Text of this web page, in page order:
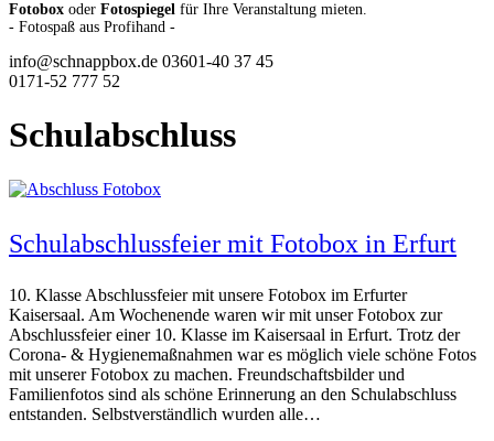
Fotobox oder Fotospiegel für Ihre Veranstaltung mieten.
- Fotospaß aus Profihand -
info@schnappbox.de 03601-40 37 45
0171-52 777 52
Schulabschluss
Schulabschlussfeier mit Fotobox in Erfurt
10. Klasse Abschlussfeier mit unsere Fotobox im Erfurter
Kaisersaal. Am Wochenende waren wir mit unser Fotobox zur
Abschlussfeier einer 10. Klasse im Kaisersaal in Erfurt. Trotz der
Corona- & Hygienemaßnahmen war es möglich viele schöne Fotos
mit unserer Fotobox zu machen. Freundschaftsbilder und
Familienfotos sind als schöne Erinnerung an den Schulabschluss
entstanden. Selbstverständlich wurden alle…